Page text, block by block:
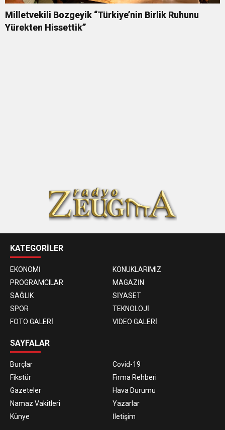
Milletvekili Bozgeyik “Türkiye’nin Birlik Ruhunu
Yürekten Hissettik”
KATEGORİLER
EKONOMİ
KONUKLARIMIZ
PROGRAMCILAR
MAGAZİN
SAĞLIK
SİYASET
SPOR
TEKNOLOJİ
FOTO GALERİ
VIDEO GALERİ
SAYFALAR
Burçlar
Covid-19
Fikstür
Firma Rehberi
Gazeteler
Hava Durumu
Namaz Vakitleri
Yazarlar
Künye
İletişim